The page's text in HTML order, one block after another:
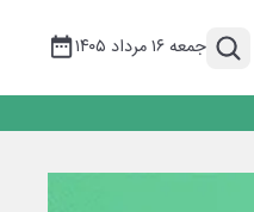
جمعه ۱۶ مرداد ۱۴۰۵